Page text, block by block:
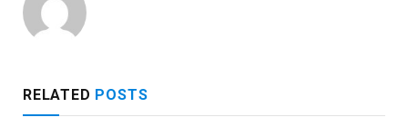
RELATED POSTS